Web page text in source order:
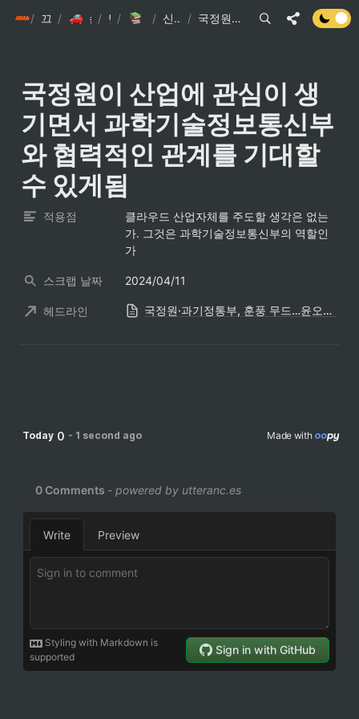
init6
/ 끄적끄적/ 손현준 끄적끄적
/ 팁
/ IT관련 기사
/ 신문스크랩 요약 / 국정원이 산업에 관심이 생기면서 과학기술정보통신부와 협력적인 관계를 기대할 수 있게됨
국정원이 산업에 관심이 생
기면서 과학기술정보통신부
와 협력적인 관계를 기대할
수 있게됨
적용점
클라우드 산업자체를 주도할 생각은 없는
가. 그것은 과학기술정보통신부의 역할인
가
스크랩 날짜 2024/04/11
헤드라인 국정원·과기정통부, 훈풍 무드…윤오준·강도현 쌍두마차에 쏠리는 눈
Today 0 - 1 second ago Made with